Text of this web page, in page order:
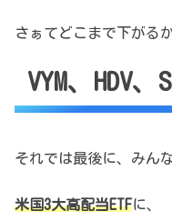
さぁてどこまで下がる
VYM、HDV、
それでは最後に、みん
米国3大高配当ETFに、